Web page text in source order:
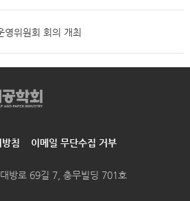
영위원회 회의 개최
침 이메일 무단수집 거부
방로 69길 7, 충무빌딩 701호